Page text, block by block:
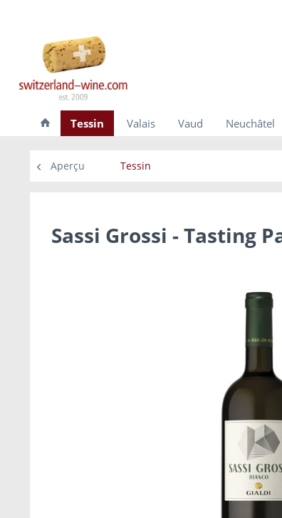
Tessin Valais Vaud Neuchâtel
Aperçu Tessin
Sassi Grossi - Tasting